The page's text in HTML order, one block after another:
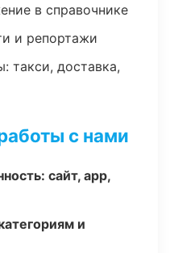
в справочнике
и репортажи
такси, доставка,
с нами
сайт, app,
и